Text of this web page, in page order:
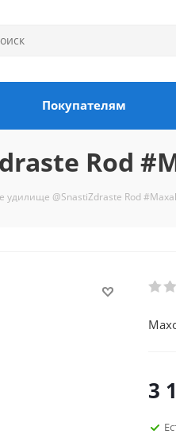
Покупателям
Rod
удилище @SnastiZdraste Rod
3